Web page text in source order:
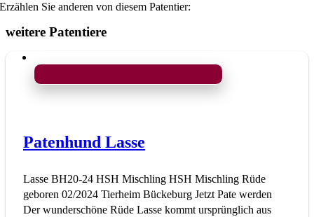
Erzählen Sie anderen von diesem Patentier:
weitere Patentiere
Patenhund Lasse
Lasse BH20-24 HSH Mischling HSH Mischling Rüde
geboren 02/2024 Tierheim Bückeburg Jetzt Pate werden
Der wunderschöne Rüde Lasse kommt ursprünglich aus